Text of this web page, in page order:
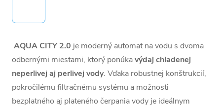
AQUA CITY 2.0 je moderný automat na vodu s dvoma
odbernými miestami, ktorý ponúkavýdaj chladenej
neperlivej aj perlivej vody. Vďaka robustnej konštrukcií,
pokročilému filtračnému systému a možnosti
bezplatného aj plateného čerpania vody je ideálnym